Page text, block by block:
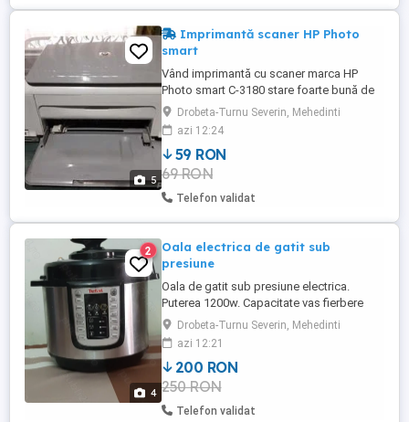
5
Imprimantă scaner HP Photo
smart
Vând imprimantă cu scaner marca HP
Photo smart C-3180 stare foarte bună de
funcționare, fără defecte. Menționez că
trebuie încărcate cele 2 cartușe (negru și
color), deoarece nu am folosit-o de mult
timp. Preț : 59 lei, ușor negociabil. Trimit și
în țară cu plata transportului în avans
Drobeta-Turnu Severin, Mehedinti
azi 12:24
59 RON
69 RON
Telefon validat
4
2
Oala electrica de gatit sub
presiune
Oala de gatit sub presiune electrica.
Puterea 1200w. Capacitate vas fierbere
5,8l. Multicooker-ul are 25 de programe
automate. Ai și control deplin asupra
preparatelor, pentru că oala sub presiune
One Pot îți oferă posibilitatea de a-ți crea
propriile rețete, cu ajutorul funcției Do it
Yourself. Funcția ...
Drobeta-Turnu Severin, Mehedinti
azi 12:21
200 RON
250 RON
Telefon validat